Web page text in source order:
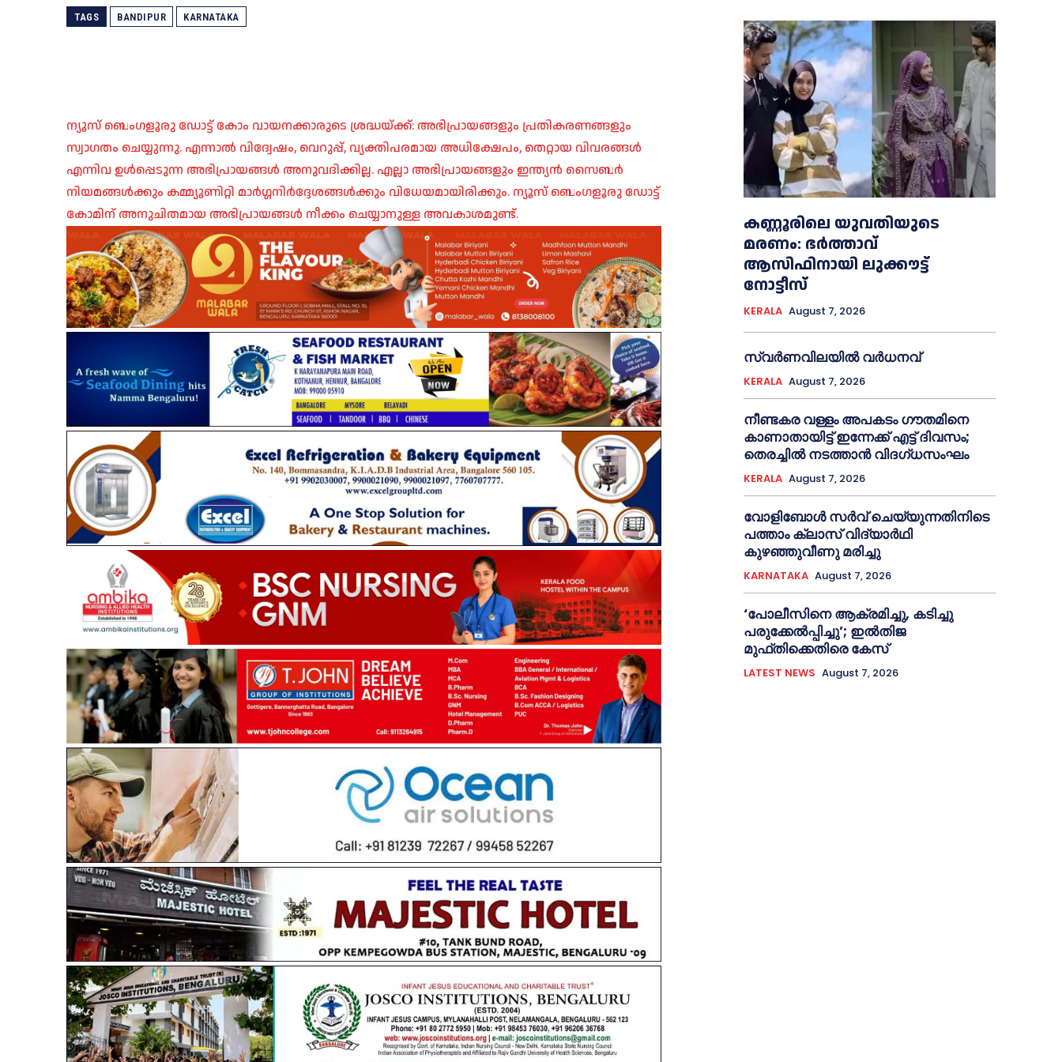
TAGS BANDIPUR KARNATAKA
ന്യൂസ് ബെംഗളൂരു ഡോട്ട് കോം വായനക്കാരുടെ ശ്രദ്ധയ്ക്ക്: അഭിപ്രായങ്ങളും പ്രതികരണങ്ങളും
സ്വാഗതം ചെയ്യുന്നു. എന്നാൽ വിദ്വേഷം, വെറുപ്പ്, വ്യക്തിപരമായ അധിക്ഷേപം, തെറ്റായ വിവരങ്ങൾ
എന്നിവ ഉൾപ്പെടുന്ന അഭിപ്രായങ്ങൾ അനുവദിക്കില്ല. എല്ലാ അഭിപ്രായങ്ങളും ഇന്ത്യൻ സൈബർ
നിയമങ്ങൾക്കും കമ്മ്യൂണിറ്റി മാർഗ്ഗനിർദ്ദേശങ്ങൾക്കും വിധേയമായിരിക്കും. ന്യൂസ് ബെംഗളൂരു ഡോട്ട്
കോമിന് അനുചിതമായ അഭിപ്രായങ്ങൾ നീക്കം ചെയ്യാനുള്ള അവകാശമുണ്ട്.
കണ്ണൂരിലെ യുവതിയുടെ
മരണം: ഭര്‍ത്താവ്
ആസിഫിനായി ലുക്കൗട്ട്
നോട്ടീസ്
KERALA August 7, 2026
സ്വർണവിലയിൽ വർധനവ്
KERALA August 7, 2026
നീണ്ടകര വള്ളം അപകടം ഗൗതമിനെ
കാണാതായിട്ട് ഇന്നേക്ക് എട്ട് ദിവസം;
തെരച്ചില്‍ നടത്താൻ വിദഗ്ധസംഘം
KERALA August 7, 2026
വോളിബോൾ സർവ് ചെയ്യുന്നതിനിടെ
പത്താം ക്ലാസ് വിദ്യാർഥി
കുഴഞ്ഞുവീണു മരിച്ചു
KARNATAKA August 7, 2026
‘പോലീസിനെ ആക്രമിച്ചു, കടിച്ചു
പരുക്കേല്‍പ്പിച്ചു’; ഇല്‍തിജ
മുഫ്തിക്കെതിരെ കേസ്
LATEST NEWS August 7, 2026